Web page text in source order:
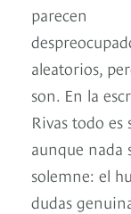
parecen
aleatorios,
son. En la
Rivas todo es
aunque nada
solemne: el
dudas